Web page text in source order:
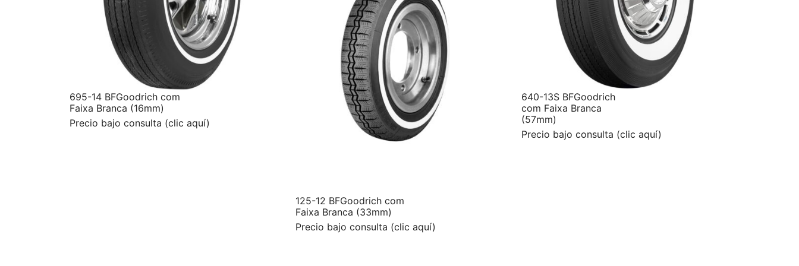
695-14 BFGoodrich com
Faixa Branca (16mm)
Precio bajo consulta (clic aquí)
125-12 BFGoodrich com
Faixa Branca (33mm)
Precio bajo consulta (clic aquí)
640-13S BFGoodrich
com Faixa Branca
(57mm)
Precio bajo consulta (clic aquí)